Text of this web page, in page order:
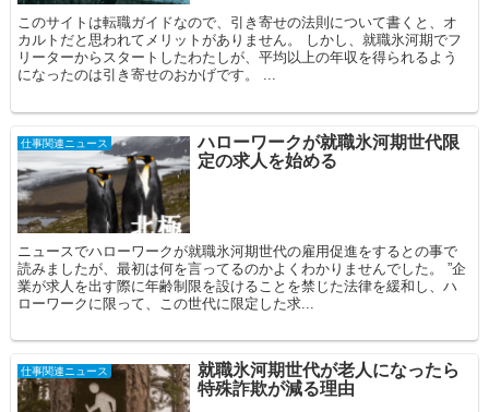
このサイトは転職ガイドなので、引き寄せの法則について書くと、オ
カルトだと思われてメリットがありません。 しかし、就職氷河期でフ
リーターからスタートしたわたしが、平均以上の年収を得られるよう
になったのは引き寄せのおかげです。 ...
仕事関連ニュース
ハローワークが就職氷河期世代限
定の求人を始める
ニュースでハローワークが就職氷河期世代の雇用促進をするとの事で
読みましたが、最初は何を言ってるのかよくわかりませんでした。 ”企
業が求人を出す際に年齢制限を設けることを禁じた法律を緩和し、ハ
ローワークに限って、この世代に限定した求...
仕事関連ニュース
就職氷河期世代が老人になったら
特殊詐欺が減る理由